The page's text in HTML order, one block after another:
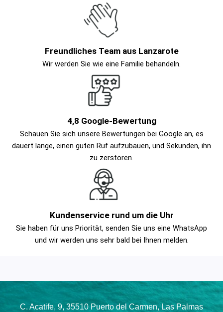
Freundliches Team aus Lanzarote
Wir werden Sie wie eine Familie behandeln.
4,8 Google-Bewertung
Schauen Sie sich unsere Bewertungen bei Google an, es
dauert lange, einen guten Ruf aufzubauen, und Sekunden, ihn
zu zerstören.
Kundenservice rund um die Uhr
Sie haben für uns Priorität, senden Sie uns eine WhatsApp
und wir werden uns sehr bald bei Ihnen melden.
C. Acatife, 9, 35510 Puerto del Carmen, Las Palmas